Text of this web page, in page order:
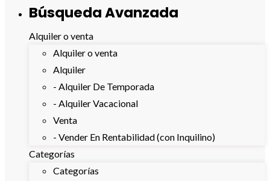
Búsqueda Avanzada
Alquiler o venta
Alquiler o venta
Alquiler
- Alquiler De Temporada
- Alquiler Vacacional
Venta
- Vender En Rentabilidad (con Inquilino)
Categorías
Categorías